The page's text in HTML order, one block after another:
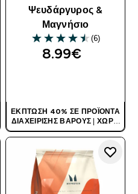
Ψευδάργυρος &
Μαγνήσιο
4.5 out of 5 stars
(6)
8.99€‎
ΈΚΠΤΩΣΗ 40% ΣΕ ΠΡΟΪΌΝΤΑ
ΔΙΑΧΕΊΡΙΣΗΣ ΒΆΡΟΥΣ
ΧΩΡΊΣ
ΚΩΔΙΚΌ